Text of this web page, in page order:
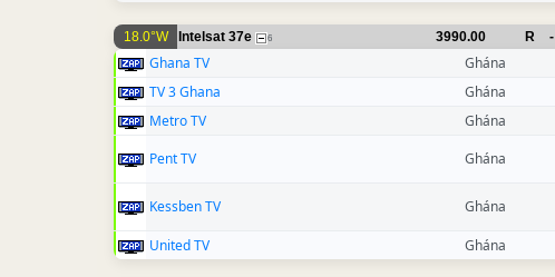
18.0°W Intelsat 37e 6 3990.00 R -
Ghana TV Ghána
TV 3 Ghana
Ghána
Metro TV
Ghána
Pent TV
Ghána
Kessben TV Ghána
United TV Ghána